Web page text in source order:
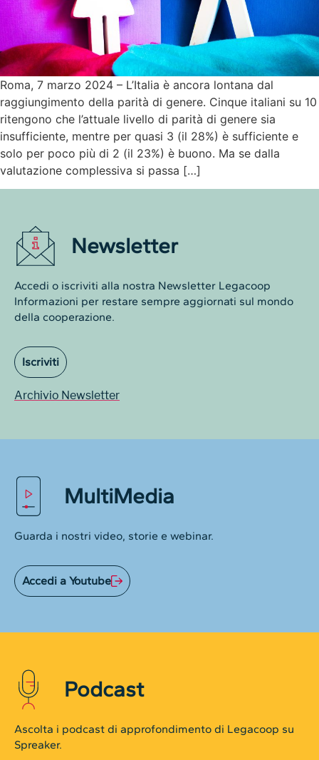
Roma, 7 marzo 2024 – L’Italia è ancora lontana dal
raggiungimento della parità di genere. Cinque italiani su 10
ritengono che l’attuale livello di parità di genere sia
insufficiente, mentre per quasi 3 (il 28%) è sufficiente e
solo per poco più di 2 (il 23%) è buono. Ma se dalla
valutazione complessiva si passa […]
Newsletter
Accedi o iscriviti alla nostra Newsletter Legacoop
Informazioni per restare sempre aggiornati sul mondo
della cooperazione.
Iscriviti
Archivio Newsletter
MultiMedia
Guarda i nostri video, storie e webinar.
Accedi a Youtube
Podcast
Ascolta i podcast di approfondimento di Legacoop su
Spreaker.